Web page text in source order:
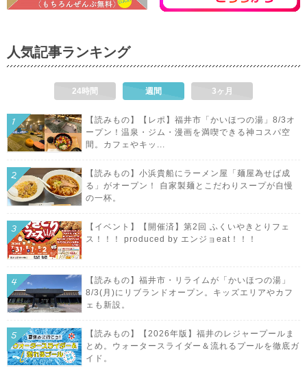
人気記事ランキング
24時間 週間 3ヶ月
【読みもの】【レポ】福井市「かいほつの湯」8/3オ
ープン！温泉・ジム・漫画を満喫できる神コスパ空
間。カフェやキッ...
【読みもの】小浜貴船にラーメン屋「麺屋為せば成
る」がオープン！ 自家製麺とこだわりスープが自慢
の一杯。
【イベント】【開催済】第2回 ふくいやきとりフェ
ス！！！ produced by エンジョeat！！！
【読みもの】福井市・リライムが「かいほつの湯」
8/3(月)にリブランドオープン。キッズエリアやカフ
ェも新設。
【読みもの】【2026年版】福井のレジャープールま
とめ。ウォータースライダー＆流れるプールを徹底ガ
イド。